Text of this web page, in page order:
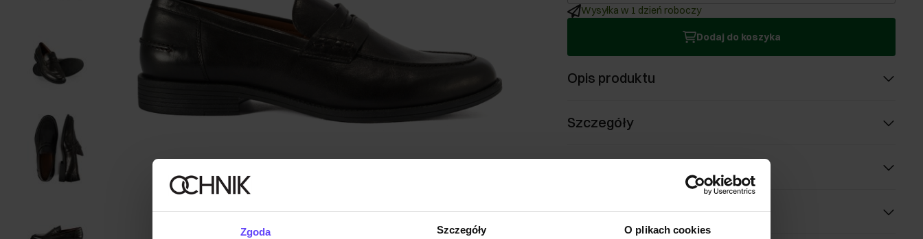
Zgoda Szczegóły O plikach cookies
Wysyłka w 1 dzień roboczy
Dodaj do koszyka
Opis produktu
Szczegóły
Opinie